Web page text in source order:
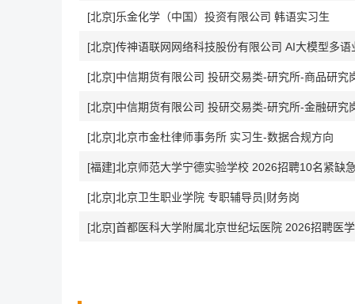
[北京]乐金化学（中国）投资有限公司 韩语实习生
[北京]传神语联网网络科技股份有限公司 AI大模型多语
[北京]中信期货有限公司 投研交易类-研究所-商品研究
[北京]中信期货有限公司 投研交易类-研究所-金融研究
[北京]北京市金杜律师事务所 实习生-数据合规方向
[福建]北京师范大学宁德实验学校 2026招聘10名紧缺
[北京]北京卫生职业学院 专职辅导员|财务岗